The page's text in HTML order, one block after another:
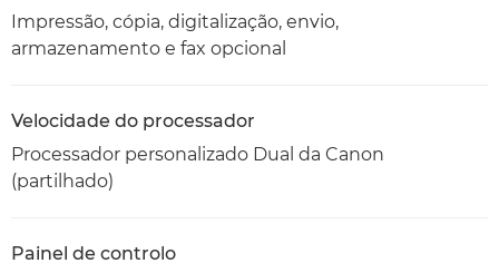
Impressão, cópia, digitalização, envio,
armazenamento e fax opcional
Velocidade do processador
Processador personalizado Dual da Canon
(partilhado)
Painel de controlo